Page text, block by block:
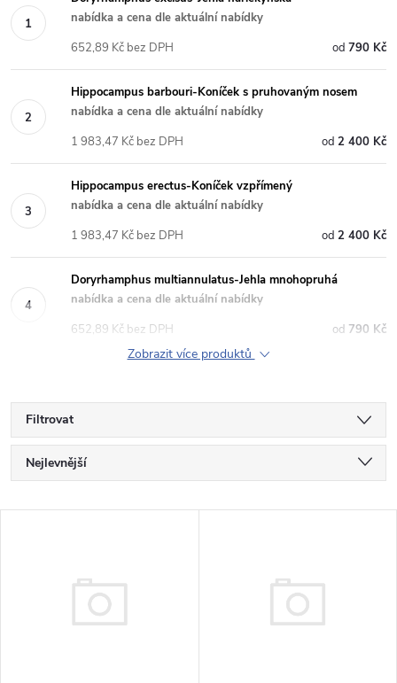
nabídka a cena dle aktuální nabídky
790 Kč
652,89 Kč bez DPH
Hippocampus barbouri-Koníček s pruhovaným nosem
nabídka a cena dle aktuální nabídky
2 400 Kč
1 983,47 Kč bez DPH
Hippocampus erectus-Koníček vzpřímený
nabídka a cena dle aktuální nabídky
2 400 Kč
1 983,47 Kč bez DPH
Doryrhamphus multiannulatus-Jehla mnohopruhá
nabídka a cena dle aktuální nabídky
790 Kč
652,89 Kč bez DPH
Zobrazit více produktů
Filtrovat
Ř
a
Nejlevnější